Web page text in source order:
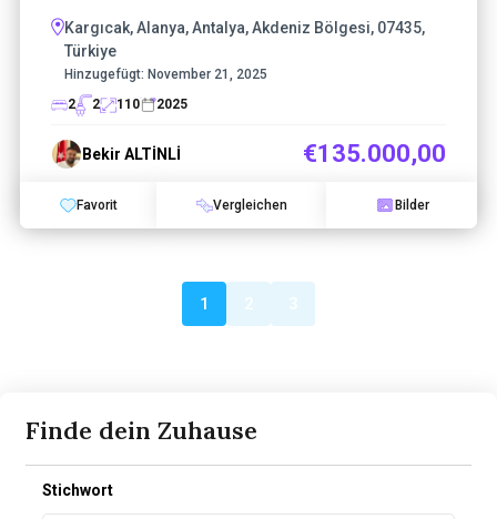
Kargıcak, Alanya, Antalya, Akdeniz Bölgesi, 07435,
Türkiye
Hinzugefügt: November 21, 2025
2
2 110 2025
Bekir ALTİNLİ €135.000,00
Favorit Vergleichen Bilder
1 2 3
Finde dein Zuhause
Stichwort